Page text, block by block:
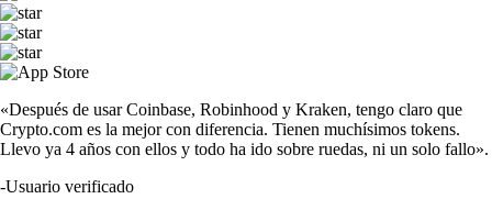
«Después de usar Coinbase, Robinhood y Kraken, tengo claro que
Crypto.com es la mejor con diferencia. Tienen muchísimos tokens.
Llevo ya 4 años con ellos y todo ha ido sobre ruedas, ni un solo fallo».
-Usuario verificado